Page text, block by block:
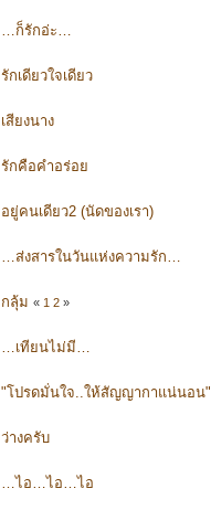
…ก็รักอ่ะ…
รักเดียวใจเดียว
เสียงนาง
รักคือคำอร่อย
อยู่คนเดียว2 (นัดของเรา)
…ส่งสารในวันแห่งความรัก…
กลุ้ม « 1 2 »
…เทียนไม่มี…
"โปรดมั่นใจ..ให้สัญญากาแน่นอน"
ว่างครับ
…ไอ…ไอ…ไอ